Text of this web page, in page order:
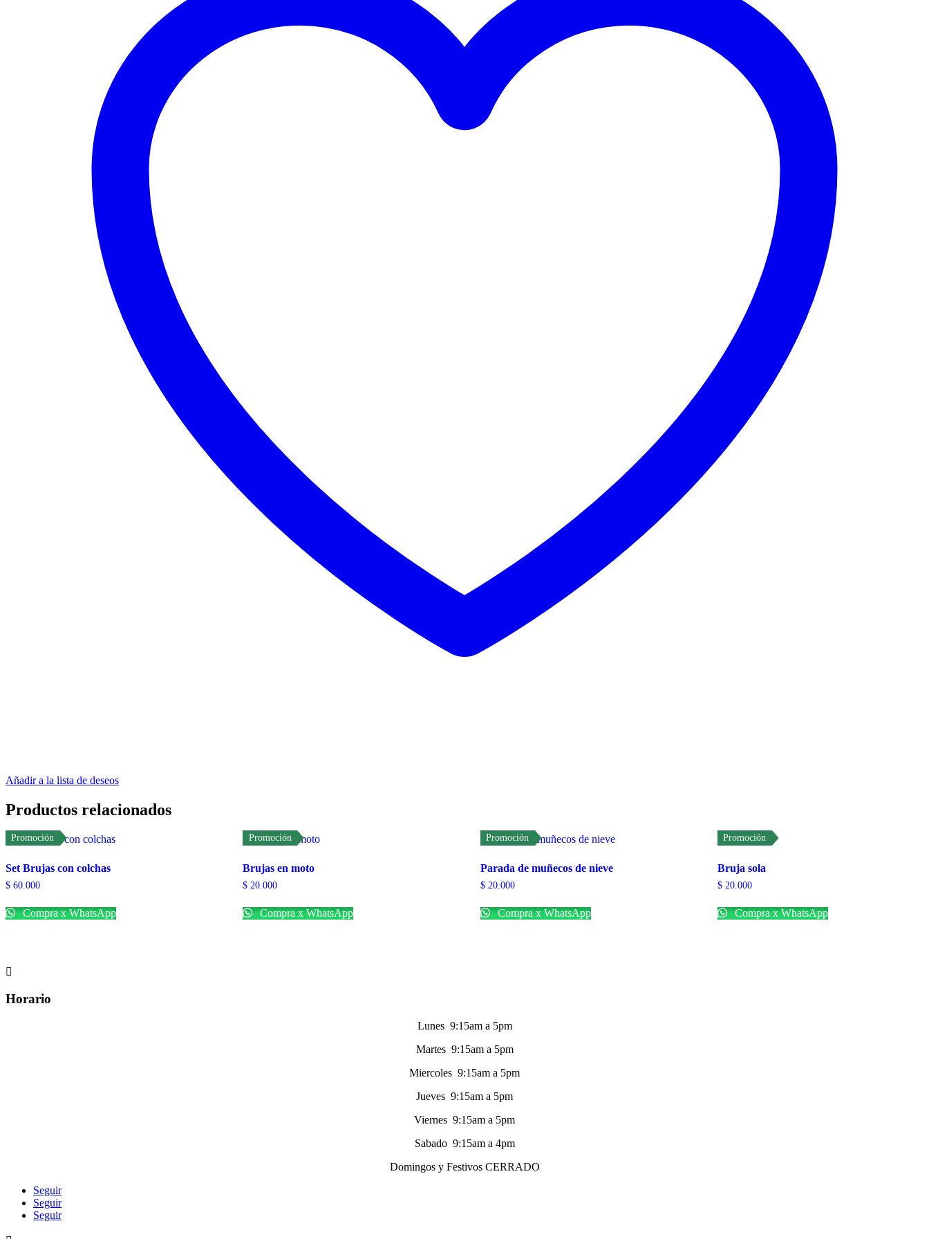
Añadir a la lista de deseos
Productos relacionados
Promoción
Set Brujas con colchas
$ 60.000
Compra x WhatsApp
Promoción
Brujas en moto
$ 20.000
Compra x WhatsApp
Promoción
Parada de muñecos de nieve
$20.000
Compra x WhatsApp
Promoción
Bruja sola
$20.000
Compra x WhatsApp

Horario
Lunes 9:15am a 5pm
Martes 9:15am a 5pm
Miercoles 9:15am a 5pm
Jueves 9:15am a 5pm
Viernes 9:15am a 5pm
Sabado 9:15am a 4pm
Domingos y Festivos CERRADO
Seguir
Seguir
Seguir